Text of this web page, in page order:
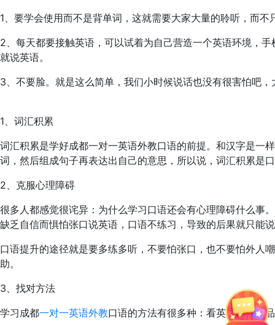
1、要学会使用而不是背单词，这就需要大家大量的聆听，而不
2、每天都要接触英语，可以试着为自己营造一个英语环境，
就说英语。
3、不要脸。就是这么简单，我们小时候说话也没有很害怕吧
1、词汇积累
词汇积累是学好成都一对一英语外教口语的前提。和汉字是一
词，然后组成句子再表达出自己的意思，所以说，词汇积累是
2、克服心理障碍
很多人都感觉很诧异：为什么学习口语还会有心理障碍什么事
缺乏自信而惧怕张口说英语，口语不练习，导致的后果就只能
口语提升的途径就是要多练多听，不要怕张口，也不要怕外人
助。
3、找对方法
学习成都一对一英语外教口语的方法有很多种：看英语影视作